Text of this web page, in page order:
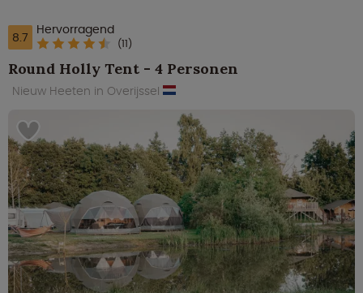
8.7 Hervorragend
(11)
Round Holly Tent - 4 Personen
Nieuw Heeten in Overijssel